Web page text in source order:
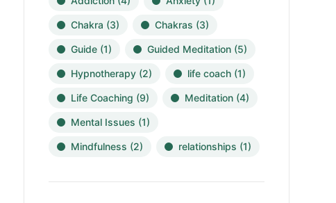
Chakra (3) Chakras (3)
Guide(1) Guided Meditation(5)
Hypnotherapy(2) life coach(1)
Life Coaching (9) Meditation(4)
Mental Issues (1)
Mindfulness (2) relationships (1)